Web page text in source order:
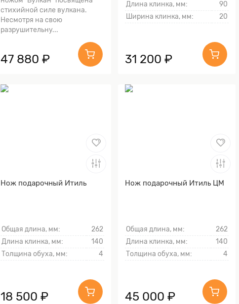
стихийной силе вулкана.
Несмотря на свою
разрушительну...
47 880 ₽
Длина клинка, мм:
90
Ширина клинка, мм:
20
31 200 ₽
Нож подарочный Итиль
Общая длина, мм:
262
Длина клинка, мм:
140
Толщина обуха, мм:
4
18 500 ₽
Нож подарочный Итиль ЦМ
Общая длина, мм:
262
Длина клинка, мм:
140
Толщина обуха, мм:
4
45 000 ₽